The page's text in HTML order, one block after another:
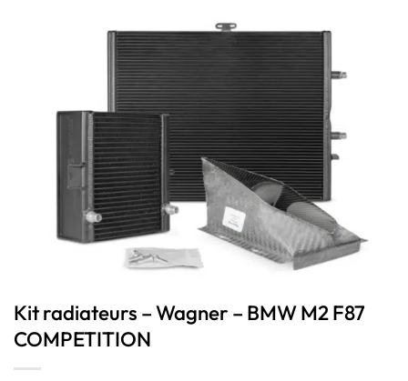
Kit radiateurs – Wagner – BMW M2 F87
COMPETITION